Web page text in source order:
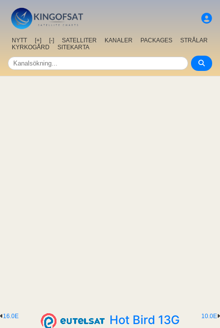
NYTT [+] [-] SATELLITER KANALER PACKAGES
STRÅLAR
KYRKOGÅRD
SITEKARTA
10.0E
16.0E
Hot Bird 13G